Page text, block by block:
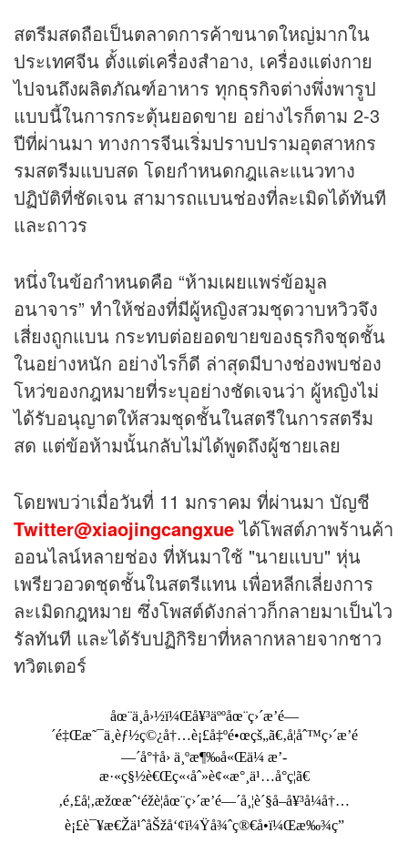
สตรีมสดถือเป็นตลาดการค้าขนาดใหญ่มากใน
ประเทศจีน ตั้งแต่เครื่องสำอาง, เครื่องแต่งกาย
ไปจนถึงผลิตภัณฑ์อาหาร ทุกธุรกิจต่างพึ่งพารูป
แบบนี้ในการกระตุ้นยอดขาย อย่างไรก็ตาม 2-3
ปีที่ผ่านมา ทางการจีนเริ่มปราบปรามอุตสาหกร
รมสตรีมแบบสด โดยกำหนดกฎและแนวทาง
ปฏิบัติที่ชัดเจน สามารถแบนช่องที่ละเมิดได้ทันที
และถาวร
หนึ่งในข้อกำหนดคือ “ห้ามเผยแพร่ข้อมูล
อนาจาร” ทำให้ช่องที่มีผู้หญิงสวมชุดวาบหวิวจึง
เสี่ยงถูกแบน กระทบต่อยอดขายของธุรกิจชุดชั้น
ในอย่างหนัก อย่างไรก็ดี ล่าสุดมีบางช่องพบช่อง
โหว่ของกฎหมายที่ระบุอย่างชัดเจนว่า ผู้หญิงไม่
ได้รับอนุญาตให้สวมชุดชั้นในสตรีในการสตรีม
สด แต่ข้อห้ามนั้นกลับไม่ได้พูดถึงผู้ชายเลย
โดยพบว่าเมื่อวันที่ 11 มกราคม ที่ผ่านมา บัญชี
Twitter@xiaojingcangxueได้โพสต์ภาพร้านค้า
ออนไลน์หลายช่อง ที่หันมาใช้ "นายแบบ" หุ่น
เพรียวอวดชุดชั้นในสตรีแทน เพื่อหลีกเลี่ยงการ
ละเมิดกฎหมาย ซึ่งโพสต์ดังกล่าวก็กลายมาเป็นไว
รัลทันที และได้รับปฏิกิริยาที่หลากหลายจากชาว
ทวิตเตอร์